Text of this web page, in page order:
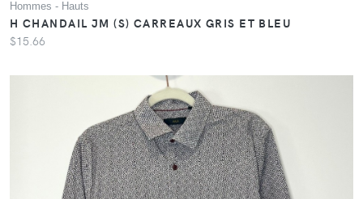
Hommes - Hauts
H CHANDAIL JM (S) CARREAUX GRIS ET BLEU
$15.66